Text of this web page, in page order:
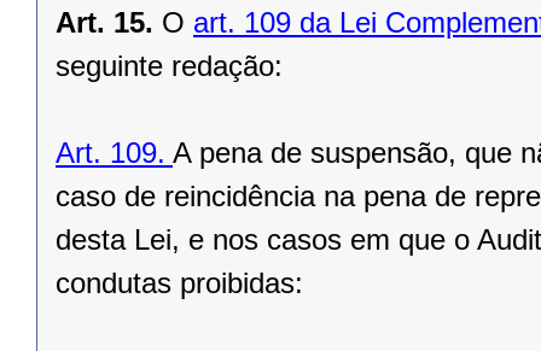
Art. 15. O art. 109 da Lei
seguinte redação:
Art. 109. A pena de suspensão, que
caso de reincidência na pena de
desta Lei, e nos casos em que o
condutas proibidas: